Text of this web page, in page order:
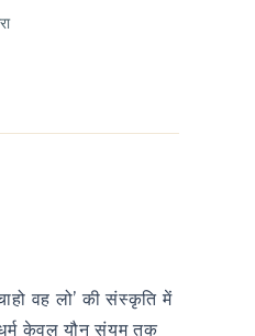
वह लो’ की संस्कृति में
धर्म केवल यौन संयम तक